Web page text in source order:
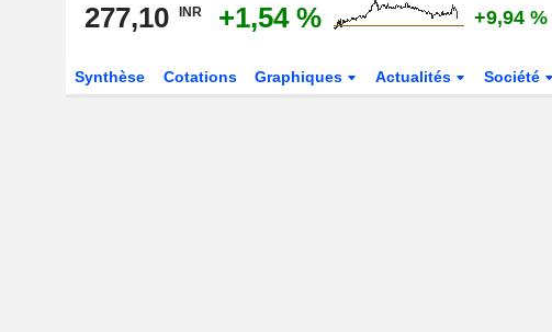
277,10 INR +1,54 % +9,94 %
Synthèse Cotations Graphiques Actualités Société